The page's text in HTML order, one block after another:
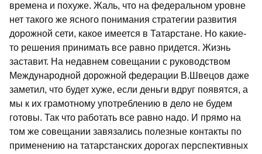
времена и похуже. Жаль, что на федеральном уровне
нет такого же ясного понимания стратегии развития
дорожной сети, какое имеется в Татарстане. Но какие-
то решения принимать все равно придется. Жизнь
заставит. На недавнем совещании с руководством
Международной дорожной федерации В.Швецов даже
заметил, что будет хуже, если деньги вдруг появятся, а
мы к их грамотному употреблению в дело не будем
готовы. Так что работать все равно надо. И прямо на
том же совещании завязались полезные контакты по
применению на татарстанских дорогах перспективных